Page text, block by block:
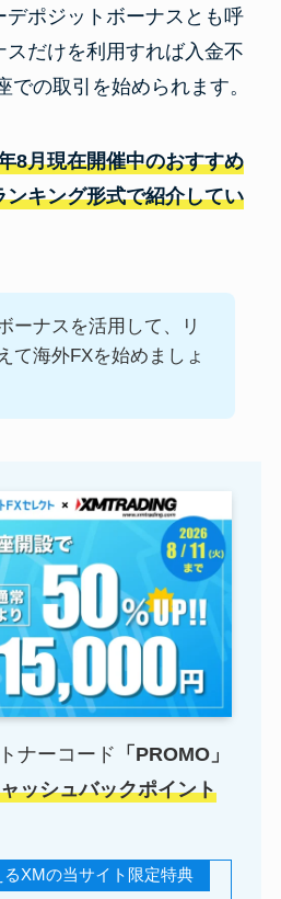
デポジットボーナスとも呼
だけを利用すれば入金不
の取引を始められます。
8月現在開催中のおすすめ
キング形式で紹介してい
ーナスを活用して、リ
て海外FXを始めましょ
ナーコード 「PROMO」
ッシュバックポイント
XMの当サイト限定特典